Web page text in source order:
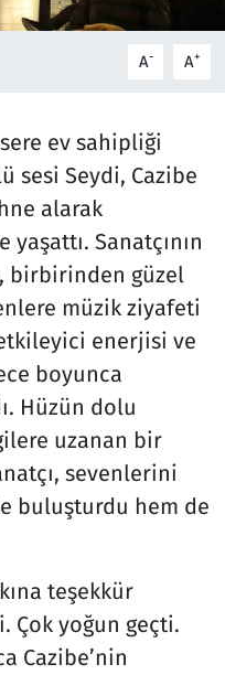
A- A+
ev sahipliği
sesi Seydi, Cazibe
alarak
Sanatçının
birbirinden güzel
müzik ziyafeti
enerjisi ve
boyunca
Hüzün dolu
uzanan bir
sevenlerini
buluşturdu hem de
teşekkür
Çok yoğun geçti.
Cazibe’nin